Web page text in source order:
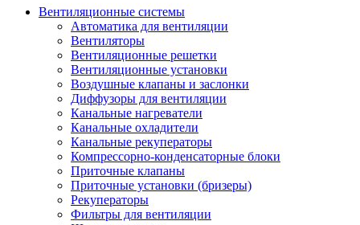
Вентиляционные системы
Автоматика для вентиляции
Вентиляторы
Вентиляционные решетки
Вентиляционные установки
Воздушные клапаны и заслонки
Диффузоры для вентиляции
Канальные нагреватели
Канальные охладители
Канальные рекуператоры
Компрессорно-конденсаторные блоки
Приточные клапаны
Приточные установки (бризеры)
Рекуператоры
Фильтры для вентиляции